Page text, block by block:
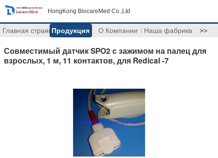
HongKong BiocareMed Co.,Ltd
Главная страницаПродукция О Компании Наша фабрика >>
Совместимый датчик SPO2 с зажимом на палец для
взрослых, 1 м, 11 контактов, для Redical -7